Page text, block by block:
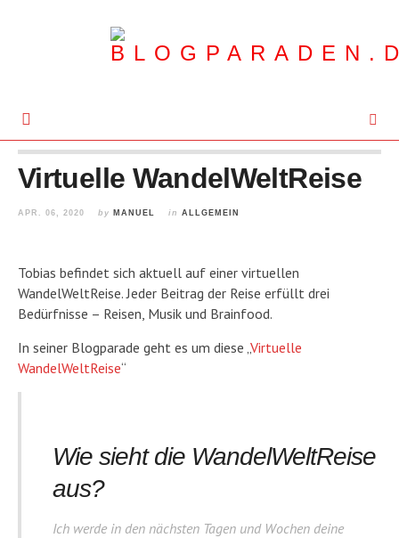
Virtuelle WandelWeltReise
APR. 06, 2020 by MANUEL in ALLGEMEIN
Tobias befindet sich aktuell auf einer virtuellen
WandelWeltReise. Jeder Beitrag der Reise erfüllt drei
Bedürfnisse – Reisen, Musik und Brainfood.
In seiner Blogparade geht es um diese „Virtuelle
WandelWeltReise“
Wie sieht die WandelWeltReise
aus?
Ich werde in den nächsten Tagen und Wochen deine